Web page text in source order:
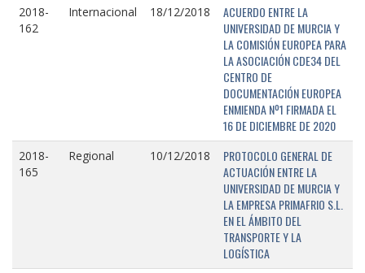
2018-
162
Internacional 18/12/2018
ACUERDO ENTRE LA
UNIVERSIDAD DE MURCIA Y
LA COMISIÓN EUROPEA PARA
LA ASOCIACIÓN CDE34 DEL
CENTRO DE
DOCUMENTACIÓN EUROPEA
ENMIENDA Nº1 FIRMADA EL
16 DE DICIEMBRE DE 2020
2018-
165
Regional 10/12/2018
PROTOCOLO GENERAL DE
ACTUACIÓN ENTRE LA
UNIVERSIDAD DE MURCIA Y
LA EMPRESA PRIMAFRIO S.L.
EN EL ÁMBITO DEL
TRANSPORTE Y LA
LOGÍSTICA